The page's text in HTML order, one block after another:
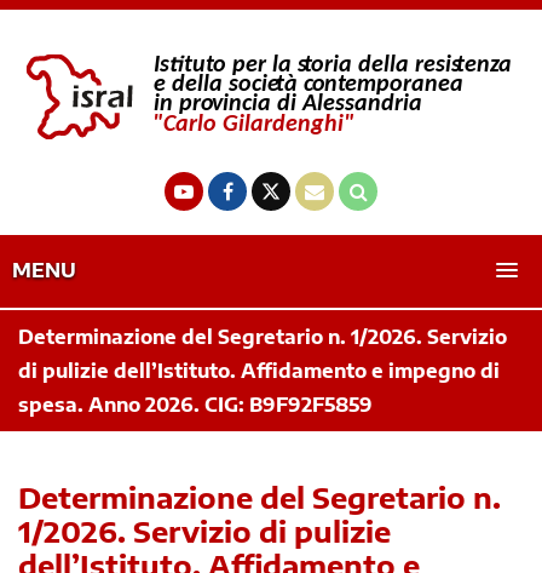
MENU
Determinazione del Segretario n. 1/2026. Servizio
di pulizie dell’Istituto. Affidamento e impegno di
spesa. Anno 2026. CIG: B9F92F5859
Determinazione del Segretario n.
1/2026. Servizio di pulizie
dell’Istituto. Affidamento e